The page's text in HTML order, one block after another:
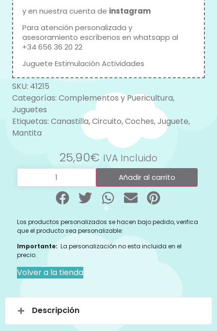
y en nuestra cuenta de instagram
Para atención personalizada y
asesoramiento escríbenos en whatsapp al
+34 656 36 20 22
Juguete Estimulación Actividades
SKU: 41215
Categorías: Complementos y Puericultura,
Juguetes
Etiquetas: Canastilla,Circuito,Coches,Juguete,
Mantita
25,90€ IVA Incluido
Añadir al carrito
Los productos personalizados se hacen bajo pedido, verifica
que el producto sea personalizable:
Importante: La personalización no esta incluida en el
precio.
Volver a la tienda
Descripción